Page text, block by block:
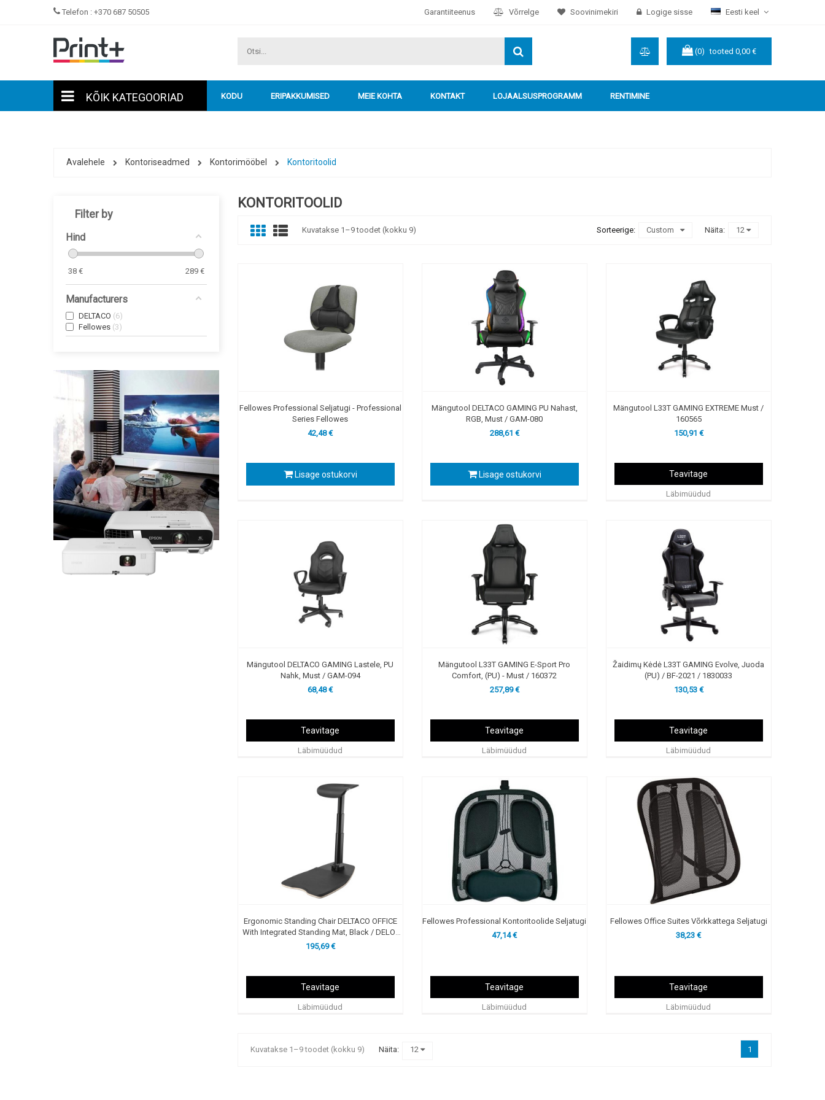
Eesti keel
Telefon : +370 687 50505 Garantiiteenus Võrrelge Soovinimekiri Logige sisse
(0) tooted 0,00 €
KÕIK KATEGOORIAD KODU ERIPAKKUMISED MEIE KOHTA KONTAKT LOJAALSUSPROGRAMM RENTIMINE
Avalehele Kontoriseadmed Kontorimööbel Kontoritoolid
Filter by
Hind
38 € 289 €
Manufacturers
DELTACO 6
Fellowes 3
KONTORITOOLID
Kuvatakse 1–9 toodet (kokku 9) Sorteerige: Custom Näita: 12
Fellowes Professional Seljatugi - Professional
Series Fellowes
42,48 €
Lisage ostukorvi
Mängutool DELTACO GAMING PU Nahast,
RGB, Must / GAM-080
288,61 €
Lisage ostukorvi
Mängutool L33T GAMING EXTREME Must /
160565
150,91 €
Teavitage
Läbimüüdud
Mängutool DELTACO GAMING Lastele, PU
Nahk, Must / GAM-094
68,48 €
Teavitage
Läbimüüdud
Mängutool L33T GAMING E-Sport Pro
Comfort, (PU) - Must / 160372
257,89 €
Teavitage
Läbimüüdud
Žaidimų Kėdė L33T GAMING Evolve, Juoda
(PU) / BF-2021 / 1830033
130,53 €
Teavitage
Läbimüüdud
Ergonomic Standing Chair DELTACO OFFICE
With Integrated Standing Mat, Black / DELO-
0302
195,69 €
Teavitage
Läbimüüdud
Fellowes Professional Kontoritoolide Seljatugi
47,14 €
Teavitage
Läbimüüdud
Fellowes Office Suites Võrkkattega Seljatugi
38,23 €
Teavitage
Läbimüüdud
Kuvatakse 1–9 toodet (kokku 9) Näita: 12 1